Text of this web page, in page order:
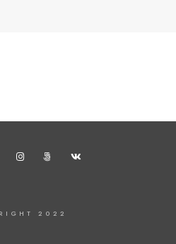
2022